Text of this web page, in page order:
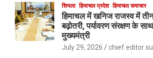
शिमला हिमाचल प्रदेश हिमाचल समाचार
हिमाचल में खनिज राजस्व में
बढ़ोतरी, पर्यावरण संरक्षण के
मुख्यमंत्री
July 29, 2026 chief editor